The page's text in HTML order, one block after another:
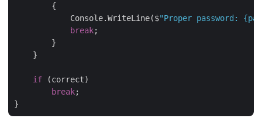
        {
            Console.WriteLine($
"Proper password:
break;
        }
    }
if (correct)
break;